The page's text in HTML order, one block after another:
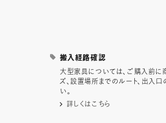
搬入経路確認
大型家具については、ご購入前に
ズ、設置場所までのルート、出入
い。
詳しくはこちら